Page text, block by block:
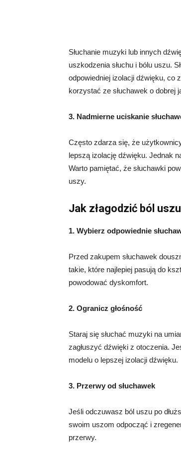
Słuchanie muzyki lub innych
uszkodzenia słuchu i bólu uszu.
odpowiedniej izolacji dźwięku, co
korzystać ze słuchawek o dobrej
3. Nadmierne uciskanie
Często zdarza się, że
lepszą izolację dźwięku. Jednak
Warto pamiętać, że słuchawki
uszy.
Jak złagodzić ból
1. Wybierz odpowiednie
Przed zakupem słuchawek
takie, które najlepiej pasują do
powodować dyskomfort.
2. Ogranicz głośność
Staraj się słuchać muzyki na
zagłuszyć dźwięki z otoczenia.
modelu o lepszej izolacji dźwięku.
3. Przerwy od słuchawek
Jeśli odczuwasz ból uszu po
swoim uszom odpocząć i
przerwy.